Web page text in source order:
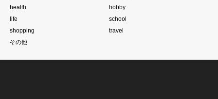
health
hobby
life
school
shopping
travel
その他